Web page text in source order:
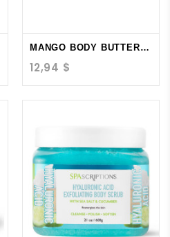
MANGO BODY BUTTER -...
12,94 $